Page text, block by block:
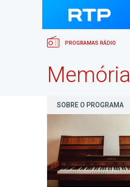
PROGRAMAS RÁDIO
Memória
SOBRE O PROGRAMA